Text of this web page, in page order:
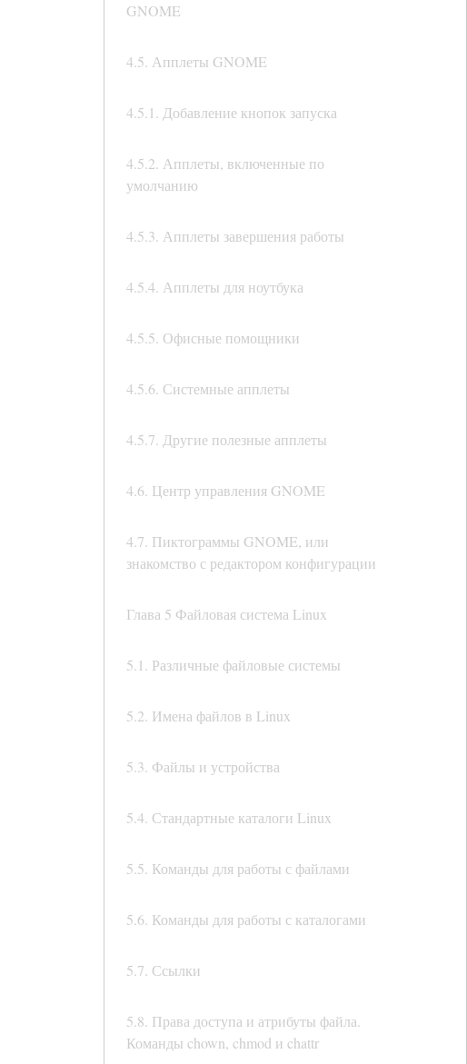
GNOME
4.5. Апплеты GNOME
4.5.1. Добавление кнопок запуска
4.5.2. Апплеты, включенные по
умолчанию
4.5.3. Апплеты завершения работы
4.5.4. Апплеты для ноутбука
4.5.5. Офисные помощники
4.5.6. Системные апплеты
4.5.7. Другие полезные апплеты
4.6. Центр управления GNOME
4.7. Пиктограммы GNOME, или
знакомство с редактором конфигурации
Глава 5 Файловая система Linux
5.1. Различные файловые системы
5.2. Имена файлов в Linux
5.3. Файлы и устройства
5.4. Стандартные каталоги Linux
5.5. Команды для работы с файлами
5.6. Команды для работы с каталогами
5.7. Ссылки
5.8. Права доступа и атрибуты файла.
Команды chown, chmod и chattr